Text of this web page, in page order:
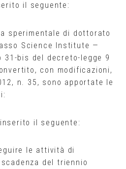
il seguente:
sperimentale di dottorato
Science Institute —
31-bis del decreto-legge 9
con modificazioni,
n. 35, sono apportate le
il seguente:
le attività di
del triennio